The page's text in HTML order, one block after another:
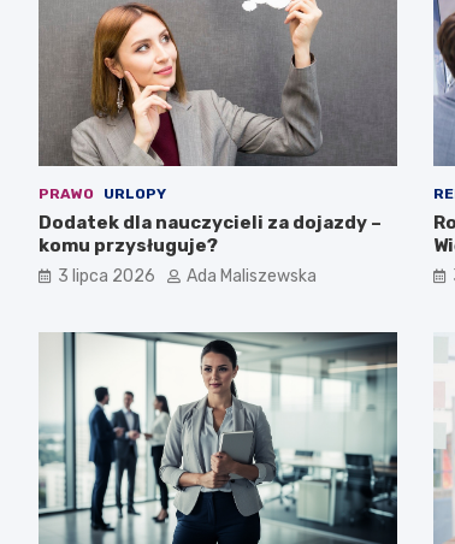
PRAWO URLOPY
Dodatek dla nauczycieli za dojazdy –
komu przysługuje?
3 lipca 2026 Ada Maliszewska